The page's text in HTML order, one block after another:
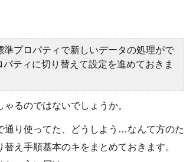
プロパティで新しいデータの処理がで
ティに切り替えて設定を進めておきま
るのではないでしょうか。
通り使ってた、どうしよう…なんて方のた
え手順基本のキをまとめておきます。